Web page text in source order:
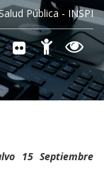
Pública - INSPI
15 Septiembre